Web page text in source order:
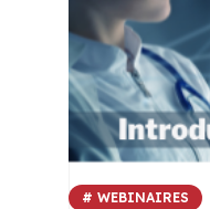
# WEBINAIRES